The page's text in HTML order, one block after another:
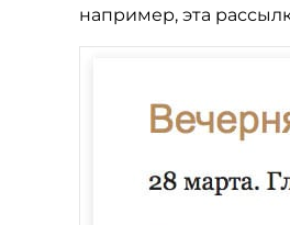
например, эта